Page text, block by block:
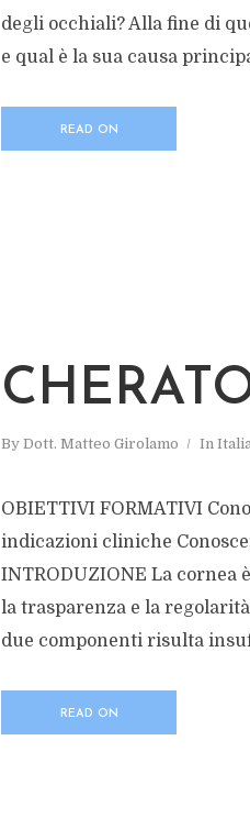
degli occhiali? Alla fine di
e qual è la sua causa
READ ON
By Dott. Matteo Girolamo In
OBIETTIVI FORMATIVI
indicazioni cliniche
INTRODUZIONE La
la trasparenza e la
due componenti risulta
READ ON